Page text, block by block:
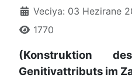
Veciya: 03 Hezirane
1770
(Konstruktion
Genitivattributs im